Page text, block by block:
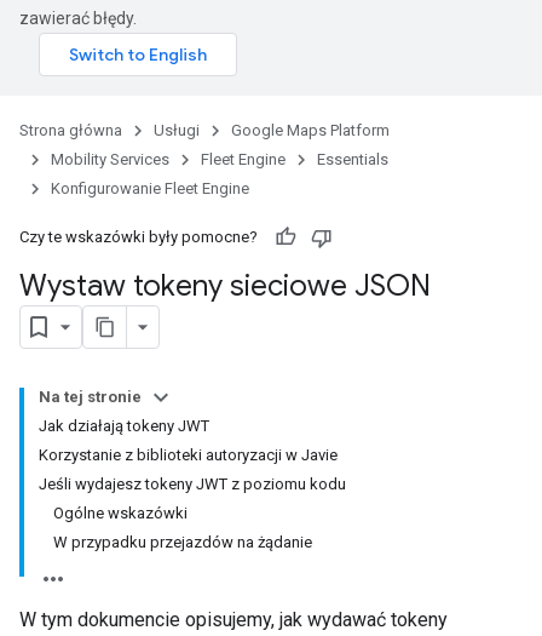
zawierać błędy.
Strona główna Usługi
Google Maps Platform
Mobility Services
Fleet Engine
Essentials
Konfigurowanie Fleet Engine
Czy te wskazówki były pomocne?
Wystaw tokeny sieciowe JSON
Na tej stronie
Jak działają tokeny JWT
Korzystanie z biblioteki autoryzacji w Javie
Jeśli wydajesz tokeny JWT z poziomu kodu
Ogólne wskazówki
W przypadku przejazdów na żądanie
W tym dokumencie opisujemy, jak wydawać tokeny